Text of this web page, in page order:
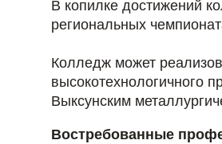
В копилке достижений
региональных
Колледж может
высокотехнологичного
Выксунским
Востребованные